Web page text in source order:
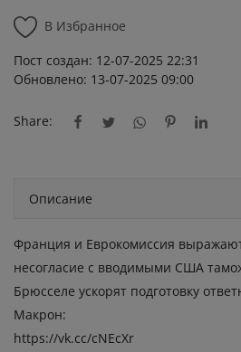
В Избранное
Пост создан: 12-07-2025 22:31
Обновлено: 13-07-2025 09:00
Share:
Описание
Франция и Еврокомиссия
несогласие с вводимыми США
Брюсселе ускорят подготовку
Макрон:
https://vk.cc/cNEcXr